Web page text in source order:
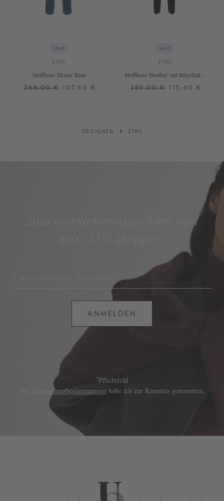
SALE
ZINS
Stoffhose 'Horse' Blau
269,00 € 107,60 €
SALE
ZINS
Stoffhose 'Brother' mit Bügelfalten
289,00 € 115,60 €
DESIGNER ZINS
zum newsletter anmelden und
ANMELDEN
*Pflichtfeld
Datenschutzbestimmungen habe ich zur Kenntnis genommen.